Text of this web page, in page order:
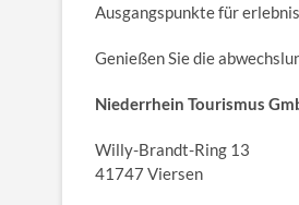
Ausgangspunkte für
Genießen Sie die
Niederrhein Tourismus
Willy-Brandt-Ring 13
41747 Viersen